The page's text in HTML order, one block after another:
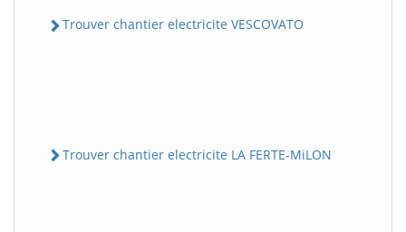
Trouver chantier electricite VESCOVATO
Trouver chantier electricite LA FERTE-MiLON